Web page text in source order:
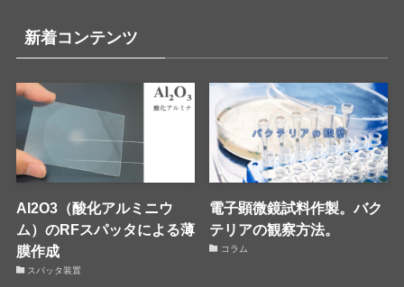
新着コンテンツ
Al2O3（酸化アルミニウ
ム）のRFスパッタによる薄
膜作成
スパッタ装置
電子顕微鏡試料作製。バク
テリアの観察方法。
コラム